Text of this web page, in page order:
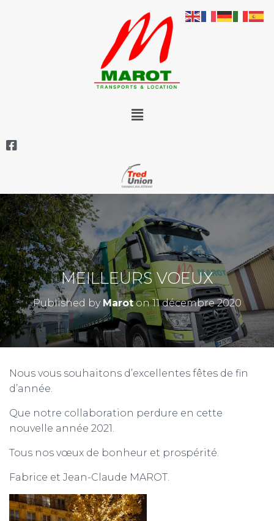
MEILLEURS VOEUX
Published by Maroton11 décembre 2020
Nous vous souhaitons d’excellentes fêtes de fin
d’année.
Que notre collaboration perdure en cette
nouvelle année 2021.
Tous nos vœux de bonheur et prospérité.
Fabrice et Jean-Claude MAROT.